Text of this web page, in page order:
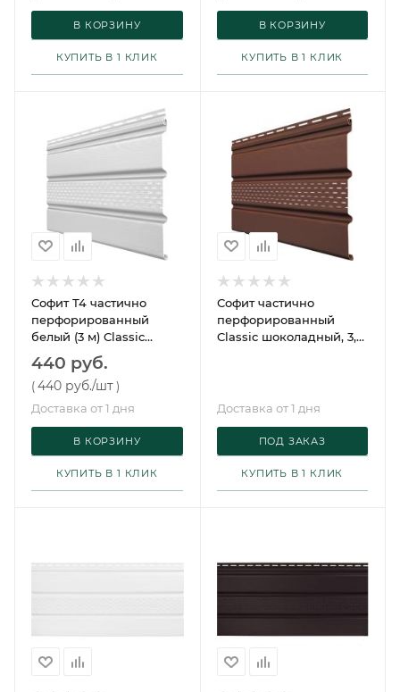
В КОРЗИНУ
КУПИТЬ В 1 КЛИК
В КОРЗИНУ
КУПИТЬ В 1 КЛИК
Софит Т4 частично
перфорированный
белый (3 м) Classic
Grand Line
440 руб.
(440 руб./шт)
Доставка от 1 дня
В КОРЗИНУ
КУПИТЬ В 1 КЛИК
Софит частично
перфорированный
Classic шоколадный, 3,0
Доставка от 1 дня
ПОД ЗАКАЗ
КУПИТЬ В 1 КЛИК